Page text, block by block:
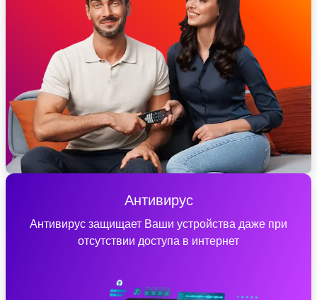
Антивирус
Антивирус защищает Ваши устройства даже при
отсутствии доступа в интернет